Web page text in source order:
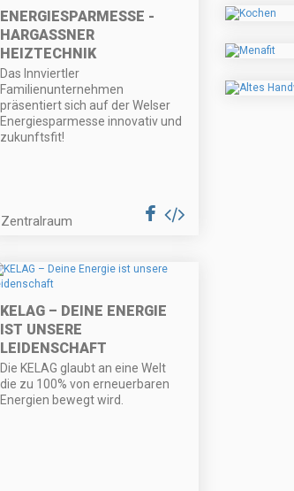
ENERGIESPARMESSE -
HARGASSNER
HEIZTECHNIK
Das Innviertler
Familienunternehmen
präsentiert sich auf der Welser
Energiesparmesse innovativ und
zukunftsfit!
Zentralraum
KELAG – DEINE ENERGIE
IST UNSERE
LEIDENSCHAFT
Die KELAG glaubt an eine Welt
die zu 100% von erneuerbaren
Energien bewegt wird.